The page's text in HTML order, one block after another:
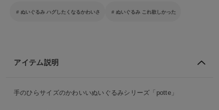
ぬいぐるみ ハグしたくなるかわいさ ぬいぐるみ これ欲しかった
アイテム説明
手のひらサイズのかわいいぬいぐるみシリーズ「potte」